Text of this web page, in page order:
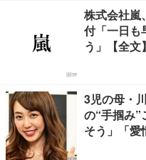
株式会社嵐
付「一日も
う」【全文】
3児の母・
の“手掴み”
そう」「愛